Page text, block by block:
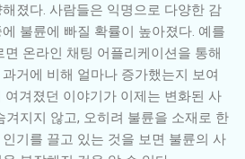
졌다. 사람들은 익명으로 다양한 감
불륜에 빠질 확률이 높아졌다. 예를
온라인 채팅 어플리케이션을 통해
거에 비해 얼마나 증가했는지 보여
여겨졌던 이야기가 이제는 변화된 사
겨지지 않고, 오히려 불륜을 소재로 한
기를 끌고 있는 것을 보면 불륜의 사